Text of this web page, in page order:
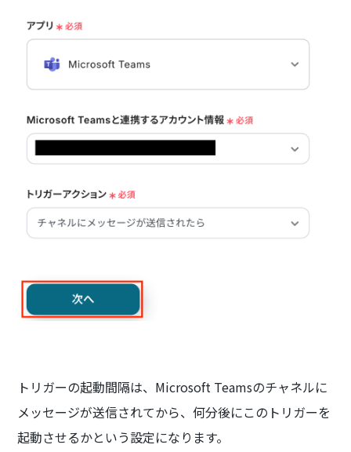
トリガーの起動間隔は、Microsoft Teamsのチャネルに
メッセージが送信されてから、何分後にこのトリガーを
起動させるかという設定になります。